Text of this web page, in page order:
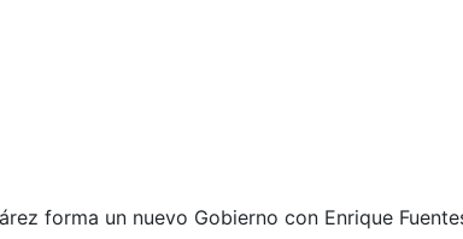
forma un nuevo Gobierno con Enrique